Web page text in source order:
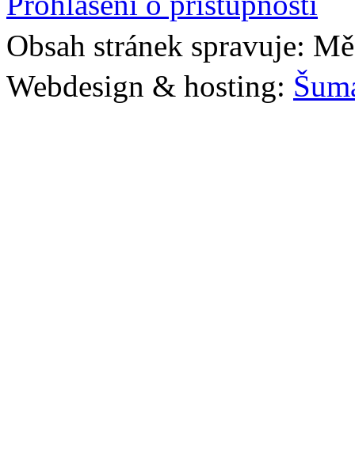
Obsah stránek spravuje:
Webdesign & hosting: